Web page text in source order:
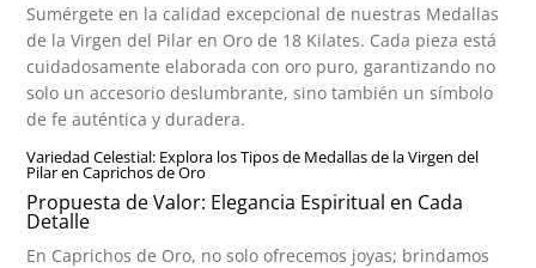
Sumérgete en la calidad excepcional de nuestras Medallas
de la Virgen del Pilar en Oro de 18 Kilates. Cada pieza está
cuidadosamente elaborada con oro puro, garantizando no
solo un accesorio deslumbrante, sino también un símbolo
de fe auténtica y duradera.
Variedad Celestial: Explora los Tipos de Medallas de la Virgen del
Pilar en Caprichos de Oro
Propuesta de Valor: Elegancia Espiritual en Cada
Detalle
En Caprichos de Oro, no solo ofrecemos joyas; brindamos